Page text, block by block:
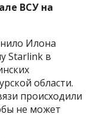
ВСУ на
Илона
Starlink в
области.
происходили
не может